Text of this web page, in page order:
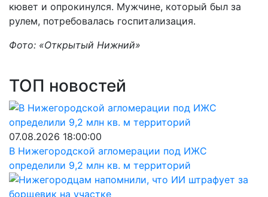
кювет и опрокинулся. Мужчине, который был за
рулем, потребовалась госпитализация.
Фото: «Открытый Нижний»
ТОП новостей
07.08.2026 18:00:00
В Нижегородской агломерации под ИЖС
определили 9,2 млн кв. м территорий